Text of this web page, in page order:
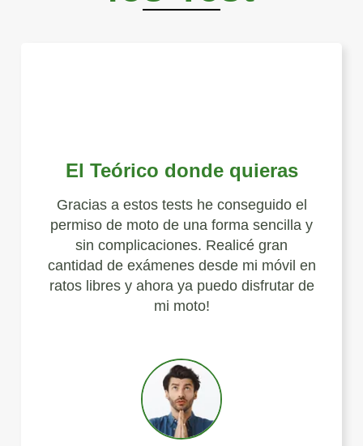
El Teórico donde quieras
Gracias a estos tests he conseguido el
permiso de moto de una forma sencilla y
sin complicaciones. Realicé gran
cantidad de exámenes desde mi móvil en
ratos libres y ahora ya puedo disfrutar de
mi moto!